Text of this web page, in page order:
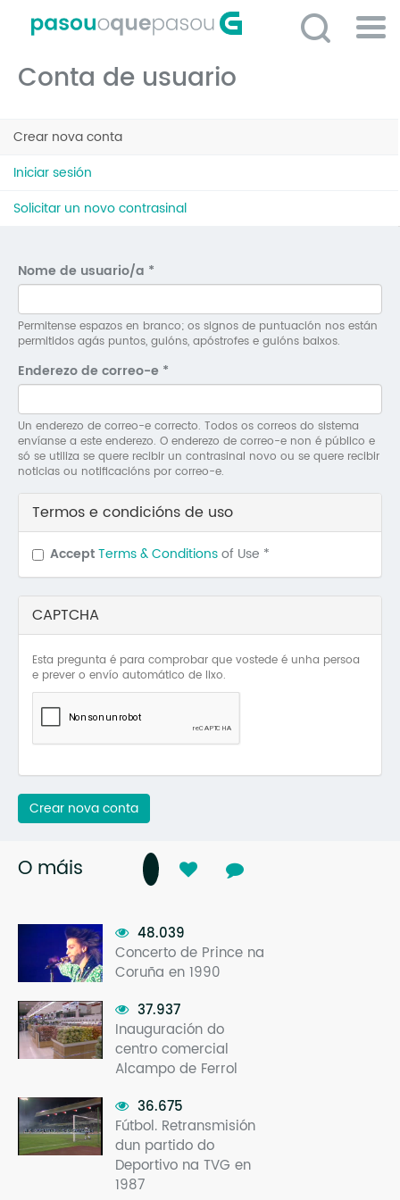
contido
O
O
Conta de usuario
Pestanas
principais
Crear nova conta
Iniciar sesión
Solicitar un novo contrasinal
Nome de usuario/a *
Permitense espazos en branco; os signos de puntuación nos están
permitidos agás puntos, guións, apóstrofes e guións baixos.
Enderezo de correo-e *
Un enderezo de correo-e correcto. Todos os correos do sistema
envíanse a este enderezo. O enderezo de correo-e non é público e
só se utiliza se quere recibir un contrasinal novo ou se quere recibir
noticias ou notificacións por correo-e.
Termos e condicións de uso
AcceptTerms & Conditionsof Use *
CAPTCHA
Esta pregunta é para comprobar que vostede é unha persoa
e prever o envío automático de lixo.
Crear nova conta
O máis
48.039
Concerto de Prince na
Coruña en 1990
37.937
Inauguración do
centro comercial
Alcampo de Ferrol
36.675
Fútbol. Retransmisión
dun partido do
Deportivo na TVG en
1987